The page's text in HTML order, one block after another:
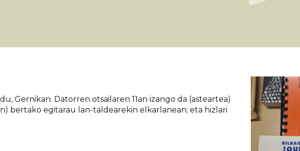
Gernikan. Datorren otsailaren 11an izango da (asteartea)
bertako egitarau lan-taldearekin elkarlanean; eta hizlari